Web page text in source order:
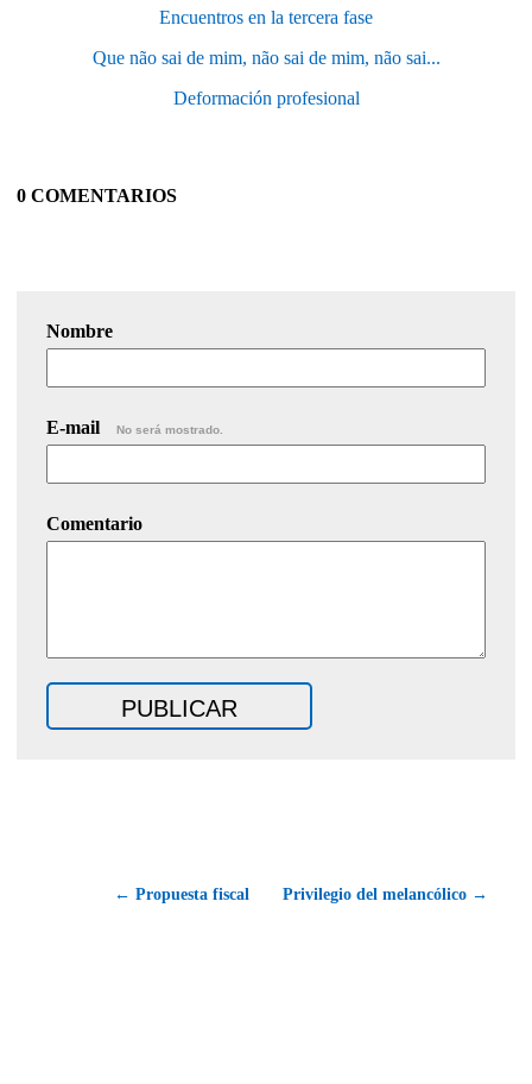
Encuentros en la tercera fase
Que não sai de mim, não sai de mim, não sai...
Deformación profesional
0 COMENTARIOS
Nombre
E-mail No será mostrado.
Comentario
← Propuesta fiscal Privilegio del melancólico →